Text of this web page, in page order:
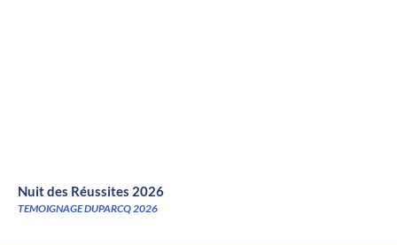
Nuit des Réussites 2026
TEMOIGNAGE DUPARCQ 2026